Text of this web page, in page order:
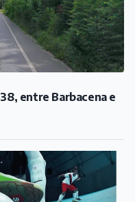
entre Barbacena e